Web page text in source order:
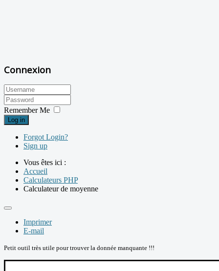
Connexion
Remember Me
Log in
Forgot Login?
Sign up
Vous êtes ici :
Accueil
Calculateurs PHP
Calculateur de moyenne
Imprimer
E-mail
Petit outil très utile pour trouver la donnée manquante !!!